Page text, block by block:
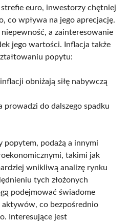
euro, inwestorzy chętniej
co wpływa na jego aprecjację.
a zainteresowanie
jego wartości. Inflacja także
popytu:
obniżają siłę nabywczą
prowadzi do dalszego spadku
popytem, podażą a innymi
takimi jak
wnikliwą analizę rynku
tych złożonych
podejmować świadome
co bezpośrednio
Interesujące jest